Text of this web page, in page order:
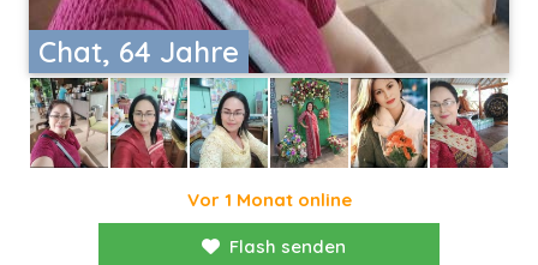
Chat, 64 Jahre
Vor 1 Monat online
Flash senden